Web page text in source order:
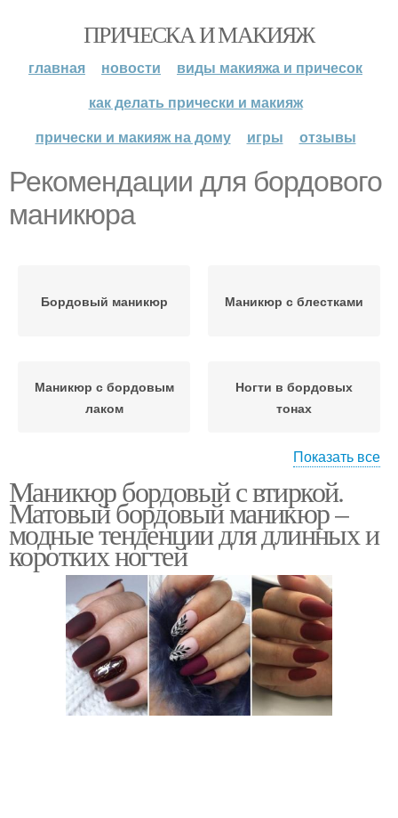
ПРИЧЕСКА И МАКИЯЖ
главная новости
виды макияжа и причесок
как делать прически и макияж
прически и макияж на дому
игры отзывы
Рекомендации для бордового
маникюра
Бордовый маникюр Маникюр с блестками
Маникюр с бордовым
лаком
Ногти в бордовых
тонах
Маникюр на короткие
ногти
Общие рекомендации
Маникюр со стразами Модный маникюр
Маникюр с втиркой Аппаратный маникюр
Показать все
Маникюр бордовый с втиркой.
Матовый бордовый маникюр –
модные тенденции для длинных и
коротких ногтей